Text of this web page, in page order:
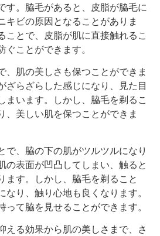
す。脇毛があると、皮脂が脇毛に
キビの原因となることがありま
ことで、皮脂が肌に直接触れるこ
ことができます。
、肌の美しさも保つことができま
ざらざらした感じになり、見た目
まいます。しかし、脇毛を剃るこ
、美しい肌を保つことができま
で、脇の下の肌がツルツルになり
の表面が凹凸してしまい、触ると
ます。しかし、脇毛を剃ること
なり、触り心地も良くなります。
って脇を見せることができます。
える効果から肌の美しさまで、さ